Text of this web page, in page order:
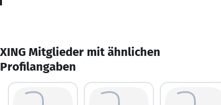
XING Mitglieder mit ähnlichen
Profilangaben